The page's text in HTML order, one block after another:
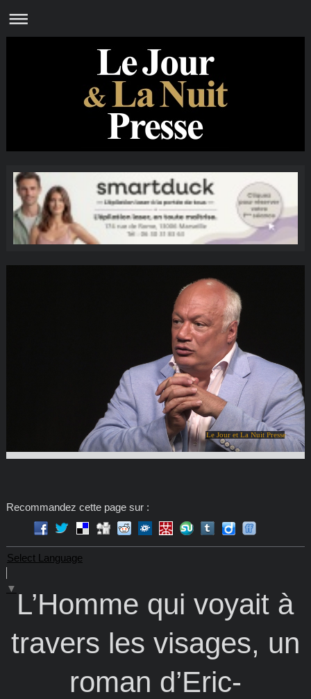
Le Jour et La Nuit Presse
Recommandez cette page sur :
Select Language
▼ L’Homme qui voyait à
travers les visages, un
roman d’Eric-